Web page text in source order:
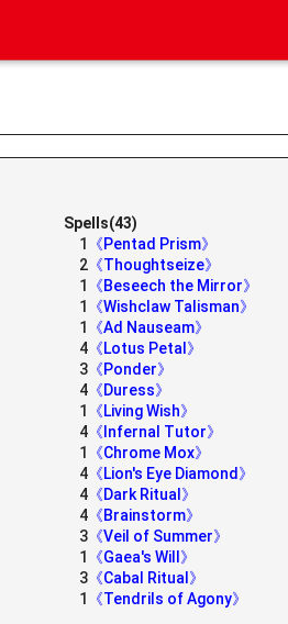
Spells(43)
1
《Pentad Prism》
2 《Thoughtseize》
1
《Beseech the Mirror》
1
《Wishclaw Talisman》
1
《Ad Nauseam》
4 《Lotus Petal》
3 《Ponder》
4 《Duress》
1
《Living Wish》
4 《Infernal Tutor》
1
《Chrome Mox》
4 《Lion's Eye Diamond》
4 《Dark Ritual》
4 《Brainstorm》
3 《Veil of Summer》
1
《Gaea's Will》
3 《Cabal Ritual》
1
《Tendrils of Agony》